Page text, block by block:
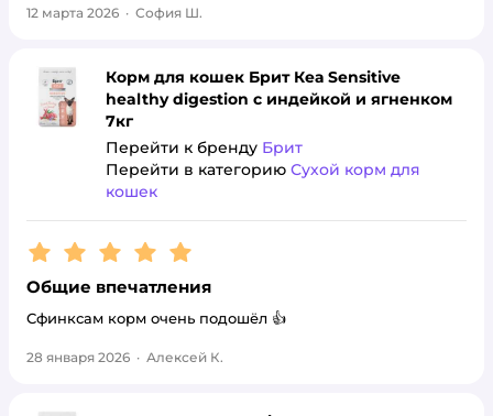
12 марта 2026 · София Ш.
Корм для кошек Брит Кеа Sensitive
healthy digestion с индейкой и ягненком
7кг
Перейти к бренду Брит
Перейти в категорию Сухой корм для
кошек
Рейтинг:5
Общие впечатления
Сфинксам корм очень подошёл 👍
28 января 2026 · Алексей К.